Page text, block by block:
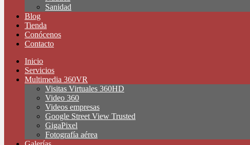
Sanidad
Blog
Tienda
Conócenos
Contacto
Inicio
Servicios
Multimedia 360VR
Visitas Virtuales 360HD
Video 360
Videos empresas
Google Street View Trusted
GigaPixel
Fotografía aérea